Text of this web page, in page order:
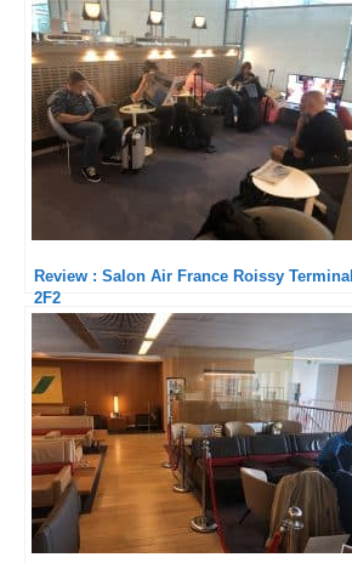
Review : Salon Air France Roissy Terminal
2F2